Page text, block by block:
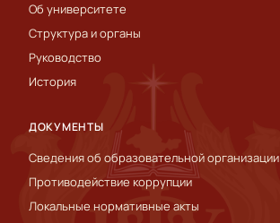
Об университете
Структура и органы
Руководство
История
ДОКУМЕНТЫ
Сведения об образовательной организации
Противодействие коррупции
Локальные нормативные акты